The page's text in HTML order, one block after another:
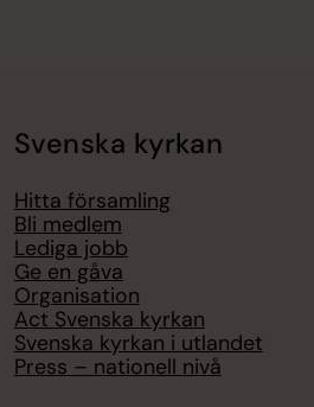
Svenska kyrkan
Hitta församling
Bli medlem
Lediga jobb
Ge en gåva
Organisation
Act Svenska kyrkan
Svenska kyrkan i utlandet
Press – nationell nivå